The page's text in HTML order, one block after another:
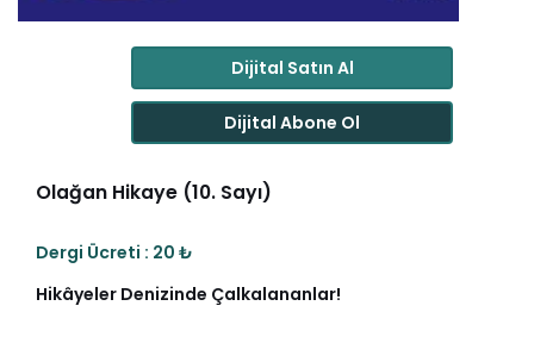
Dijital Satın Al
Dijital Abone Ol
Olağan Hikaye (10. Sayı)
Dergi Ücreti : 20 ₺
Hikâyeler Denizinde Çalkalananlar!